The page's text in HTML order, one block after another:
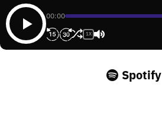
00:00
1X
Spotify